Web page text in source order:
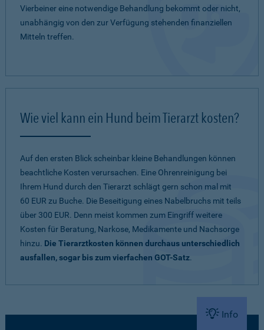
Vierbeiner eine notwendige Behandlung bekommt oder nicht,
unabhängig von den zur Verfügung stehenden finanziellen
Mitteln treffen.
Wie viel kann ein Hund beim Tierarzt kosten?
Auf den ersten Blick scheinbar kleine Behandlungen können
beachtliche Kosten verursachen. Eine Ohrenreinigung bei
Ihrem Hund durch den Tierarzt schlägt gern schon mal mit
60 EUR zu Buche. Die Beseitigung eines Nabelbruchs mit teils
über 300 EUR. Denn meist kommen zum Eingriff weitere
Kosten für Beratung, Narkose, Medikamente und Nachsorge
hinzu. Die Tierarztkosten können durchaus unterschiedlich
ausfallen, sogar bis zum vierfachen GOT-Satz.
Info